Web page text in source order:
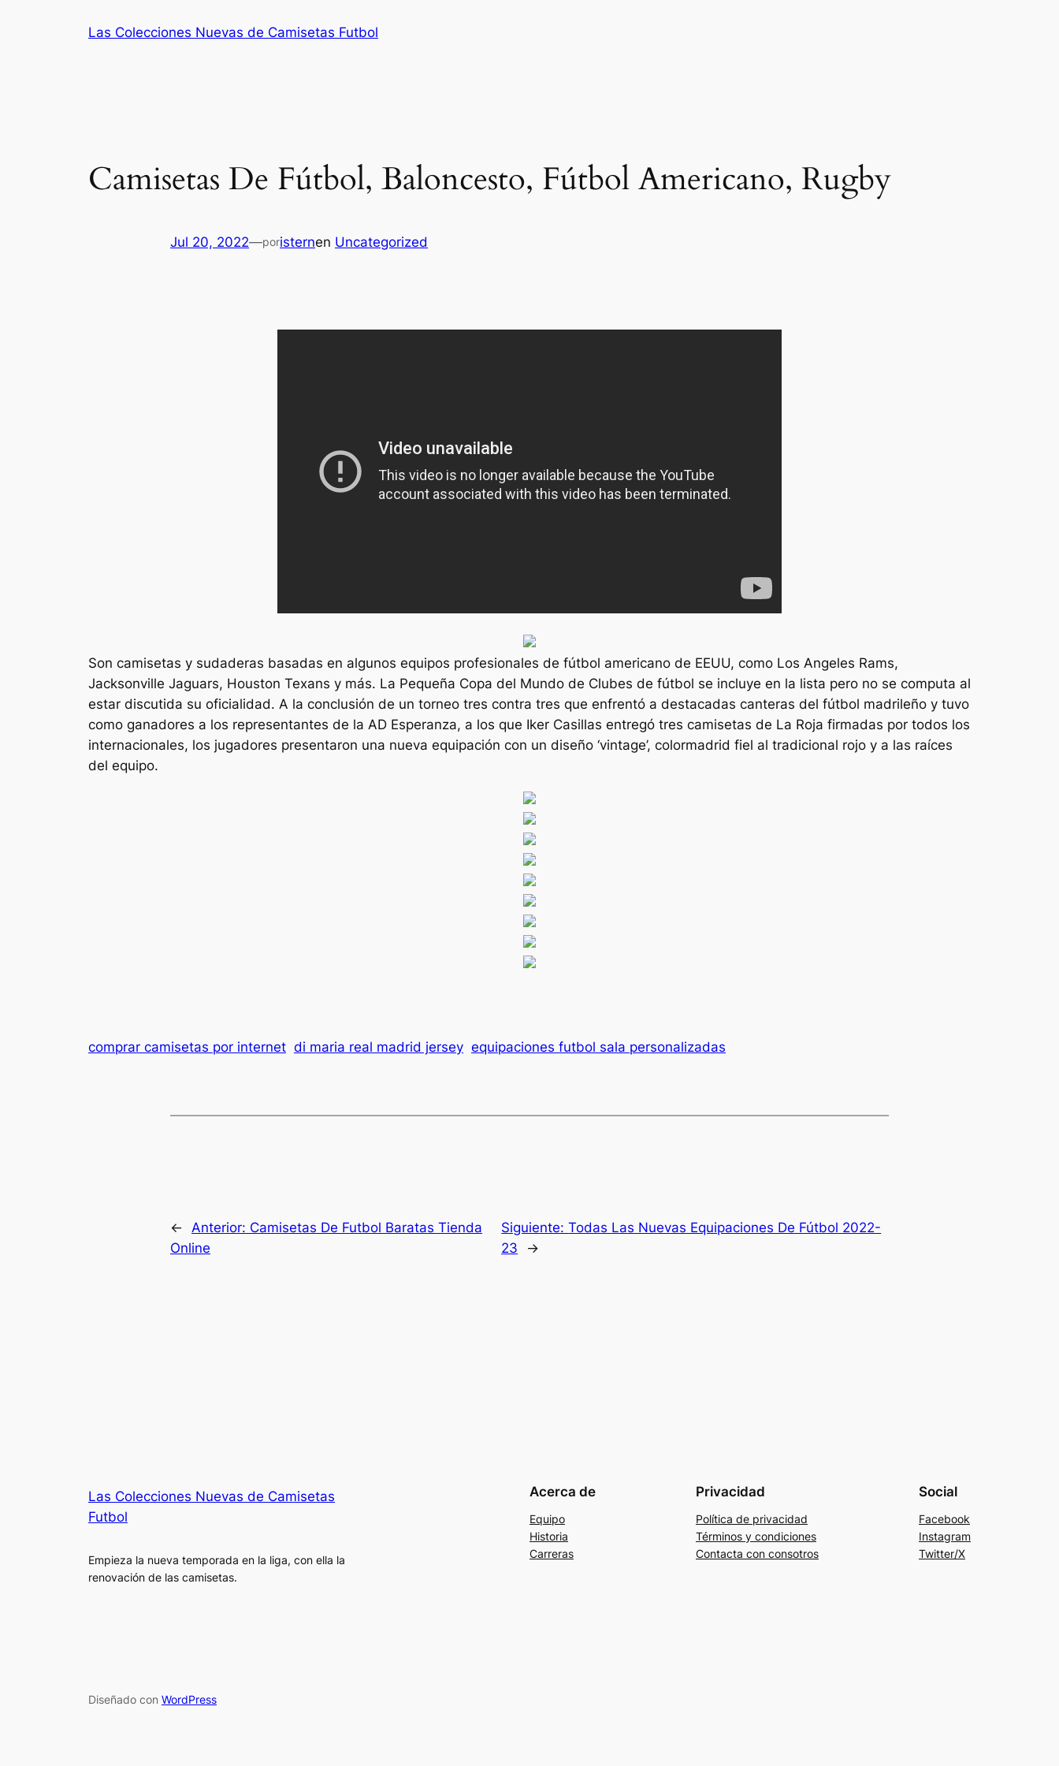
Las Colecciones Nuevas de Camisetas Futbol
Camisetas De Fútbol, Baloncesto, Fútbol Americano, Rugby
Jul 20, 2022—poristernen Uncategorized
Son camisetas y sudaderas basadas en algunos equipos profesionales de fútbol americano de EEUU, como Los Angeles Rams,
Jacksonville Jaguars, Houston Texans y más. La Pequeña Copa del Mundo de Clubes de fútbol se incluye en la lista pero no se computa al
estar discutida su oficialidad. A la conclusión de un torneo tres contra tres que enfrentó a destacadas canteras del fútbol madrileño y tuvo
como ganadores a los representantes de la AD Esperanza, a los que Iker Casillas entregó tres camisetas de La Roja firmadas por todos los
internacionales, los jugadores presentaron una nueva equipación con un diseño ‘vintage’, colormadrid fiel al tradicional rojo y a las raíces
del equipo.
comprar camisetas por internet di maria real madrid jersey equipaciones futbol sala personalizadas
← Anterior: Camisetas De Futbol Baratas Tienda
Online
Siguiente:Todas Las Nuevas Equipaciones De Fútbol 2022-
23
→
Las Colecciones Nuevas de Camisetas
Futbol
Empieza la nueva temporada en la liga, con ella la
renovación de las camisetas.
Acerca de
Equipo
Historia
Carreras
Privacidad
Política de privacidad
Términos y condiciones
Contacta con consotros
Social
Facebook
Instagram
Twitter/X
Diseñado con WordPress